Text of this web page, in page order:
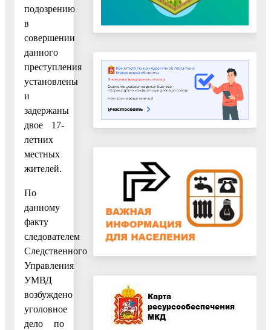
подозрению
в
совершении
данного
преступления
установлены
и
задержаны
двое 17-
летних
местных
жителей.
По
данному
факту
следователем
Следственного
Управления
УМВД
возбуждено
уголовное
дело по